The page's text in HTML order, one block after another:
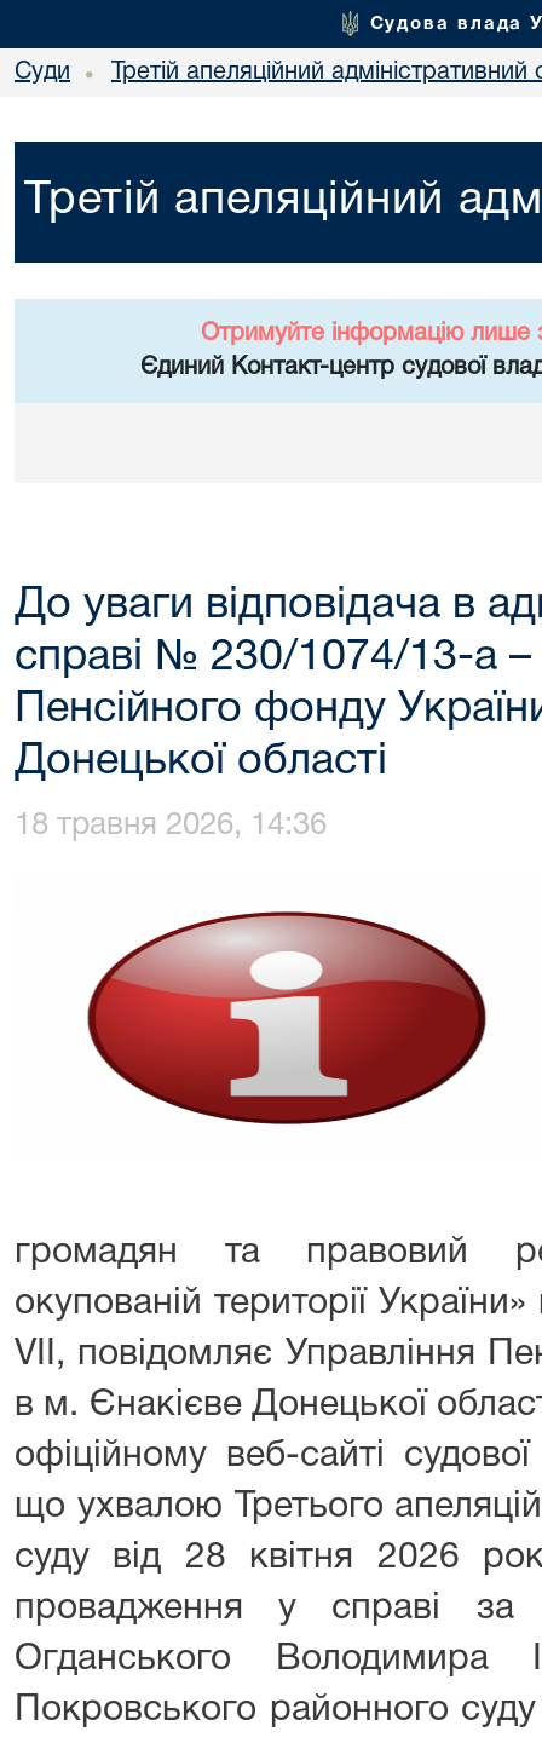
Судова влада
Суди • Третій апеляційний адміністративний
Третій апеляційний
Отримуйте інформацію лише
Єдиний Контакт-центр судової
До уваги відповідача в
справі № 230/1074/13-а –
Пенсійного фонду
Донецької області
18 травня 2026, 14:36
громадян та правовий
окупованій території
VII, повідомляє Управління
в м. Єнакієве Донецької
офіційному веб-сайті
що ухвалою Третього
суду від 28 квітня 2026
провадження у справі за
Огданського Володимира
Покровського районного